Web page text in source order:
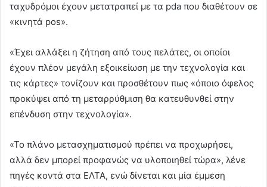
ταχυδρόμοι έχουν μετατραπεί με τα pda που διαθέτουν σε
«κινητά pos».
«Έχει αλλάξει η ζήτηση από τους πελάτες, οι οποίοι
έχουν πλέον μεγάλη εξοικείωση με την τεχνολογία και
τις κάρτες» τονίζουν και προσθέτουν πως «όποιο όφελος
προκύψει από τη μεταρρύθμιση θα κατευθυνθεί στην
επένδυση στην τεχνολογία».
«Το πλάνο μετασχηματισμού πρέπει να προχωρήσει,
αλλά δεν μπορεί προφανώς να υλοποιηθεί τώρα», λένε
πηγές κοντά στα ΕΛΤΑ, ενώ δίνεται και μία έμμεση